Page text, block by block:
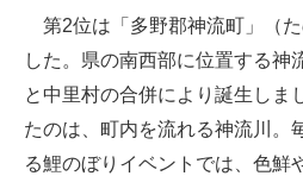
第2位は「多野郡神流町」（
した。県の南西部に位置する神
と中里村の合併により誕生しま
たのは、町内を流れる神流川。
る鯉のぼりイベントでは、色鮮